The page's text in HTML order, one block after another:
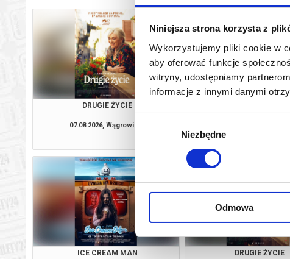
Niniejsza strona korzysta z
Wykorzystujemy pliki cookie w
aby oferować funkcje
witryny, udostępniamy
informacje z innymi danymi
Niezbędne
Odmowa
DRUGIE ŻYCIE
07.08.2026, Wągrowiec
2D DUB
ICE CREAM MAN DRUGIE ŻYCIE